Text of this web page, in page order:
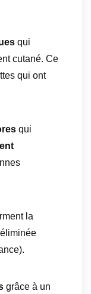
qui
cutané. Ce
qui ont
qui
la
grâce à un